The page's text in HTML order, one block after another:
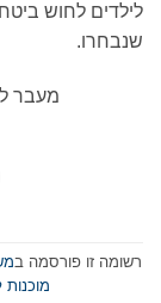
לילדים לחוש
שנבחרו.
מעבר
רשומה זו פורסמה ב